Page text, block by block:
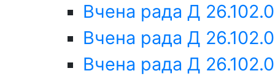
Вчена рада Д
Вчена рада Д
Вчена рада Д